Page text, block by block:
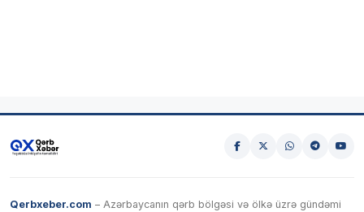
Qerbxeber.com – Azərbaycanın qərb bölgəsi və ölkə üzrə gündəmi